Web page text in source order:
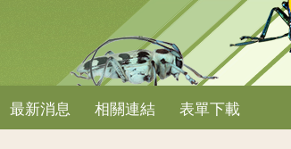
最新消息 相關連結 表單下載